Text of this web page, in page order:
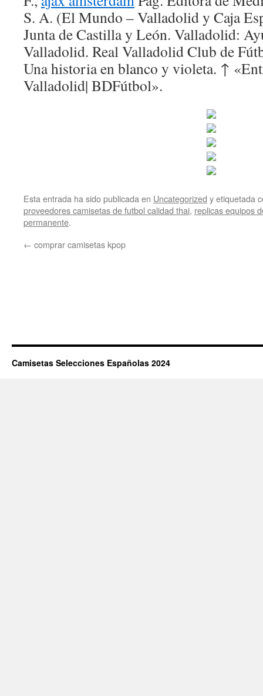
S. A. (El Mundo – Valladolid y Caja
Junta de Castilla y León. Valladolid:
Valladolid. Real Valladolid Club de
Una historia en blanco y violeta. ↑
Valladolid| BDFútbol».
Esta entrada ha sido publicada en Uncategorized y etiquetada
proveedores camisetas de futbol calidad thai, replicas equipos
permanente.
← comprar camisetas kpop
Camisetas Selecciones Españolas 2024